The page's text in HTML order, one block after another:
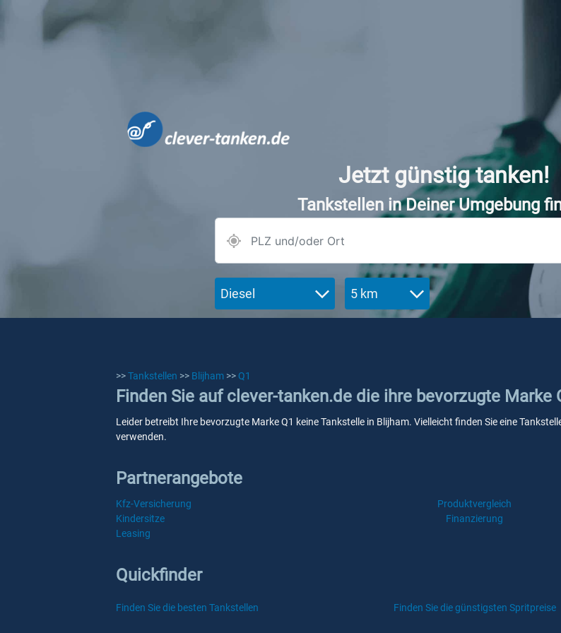
Jetzt günstig tanken!
Tankstellen in Deiner Umgebung
Diesel 5 km
>>Tankstellen >> Blijham >> Q1
Finden Sie auf clever-tanken.de die ihre bevorzugte Marke
Leider betreibt Ihre bevorzugte Marke Q1 keine Tankstelle in Blijham. Vielleicht finden Sie eine
verwenden.
Partnerangebote
Kfz-Versicherung Produktvergleich
Kindersitze
Finanzierung
Leasing
Quickfinder
Finden Sie die besten Tankstellen Finden Sie die günstigsten Spritpreise